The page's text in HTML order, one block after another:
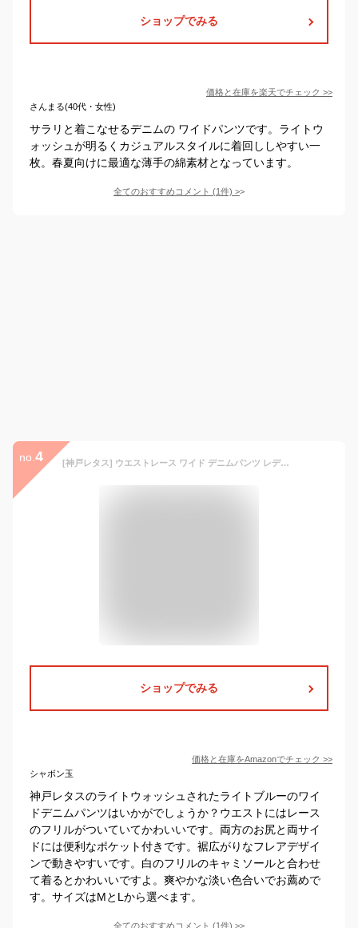
ショップでみる
価格と在庫を楽天でチェック >>
さんまる(40代・女性)
サラリと着こなせるデニムの ワイドパンツです。ライトウ
ォッシュが明るくカジュアルスタイルに着回ししやすい一
枚。春夏向けに最適な薄手の綿素材となっています。
全てのおすすめコメント (1件) >
no. 4 [神戸レタス] ウエストレース ワイド デニムパンツ レディース 春 夏 春服 夏服 レース デニム ジーンズ フレア 流行 カジュアル 可愛い レースドッキング シンプル おしゃれ 20代 30代 40代 [M4409] L ライトブルー
ショップでみる
価格と在庫をAmazonでチェック >>
シャボン玉
神戸レタスのライトウォッシュされたライトブルーのワイ
ドデニムパンツはいかがでしょうか？ウエストにはレース
のフリルがついていてかわいいです。両方のお尻と両サイ
ドには便利なポケット付きです。裾広がりなフレアデザイ
ンで動きやすいです。白のフリルのキャミソールと合わせ
て着るとかわいいですよ。爽やかな淡い色合いでお薦めで
す。サイズはMとLから選べます。
全てのおすすめコメント (1件) >